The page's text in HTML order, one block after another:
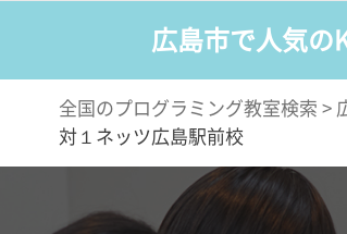
広島市で人気の
全国のプログラミング教室検索 >
対１ネッツ広島駅前校